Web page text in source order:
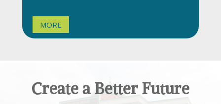
MORE
Create a Better Future